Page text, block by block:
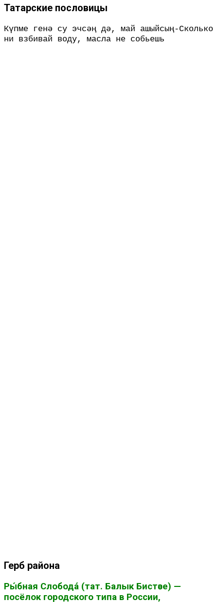
Татарские пословицы
Күпме генә су эчсәң дә, май ашыйсың-Сколько
ни взбивай воду, масла не собьешь
Герб района
Ры́бная Слобода́ (тат. Балык Бистәсе) —
посёлок городского типа в России,